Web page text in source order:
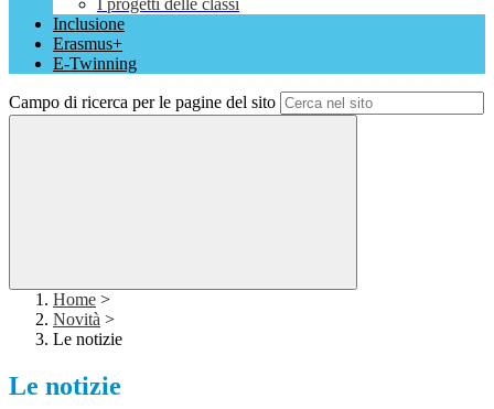
I progetti delle classi
Inclusione
Erasmus+
E-Twinning
Campo di ricerca per le pagine del sito
Home >
Novità >
Le notizie
Le notizie